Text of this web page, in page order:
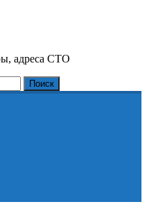
адреса СТО
Поиск